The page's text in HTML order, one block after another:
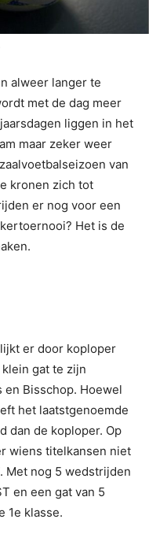
alweer langer te
met de dag meer
liggen in het
maar zeker weer
van
kronen zich tot
er nog voor een
Het is de
lijkt er door koploper
gat te zijn
en Bisschop. Hoewel
het laatstgenoemde
dan de koploper. Op
wiens titelkansen niet
Met nog 5 wedstrijden
en een gat van 5
1e klasse.